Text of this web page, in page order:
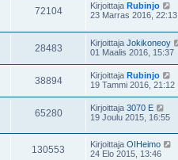
72104 Kirjoittaja Rubinjo
23 Marras 2016, 22:13
28483 Kirjoittaja Jokikoneoy
01 Maalis 2016, 15:37
38894 Kirjoittaja Rubinjo
19 Tammi 2016, 21:12
65280 Kirjoittaja 3070 E
19 Joulu 2015, 16:55
130553 Kirjoittaja OIHeimo
24 Elo 2015, 13:46